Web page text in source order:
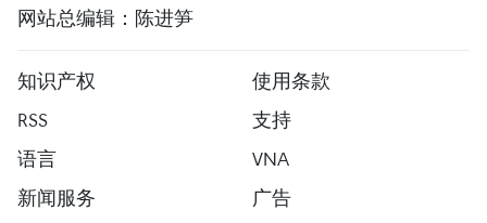
网站总编辑：陈进笋
知识产权
使用条款
RSS
支持
语言
VNA
新闻服务
广告